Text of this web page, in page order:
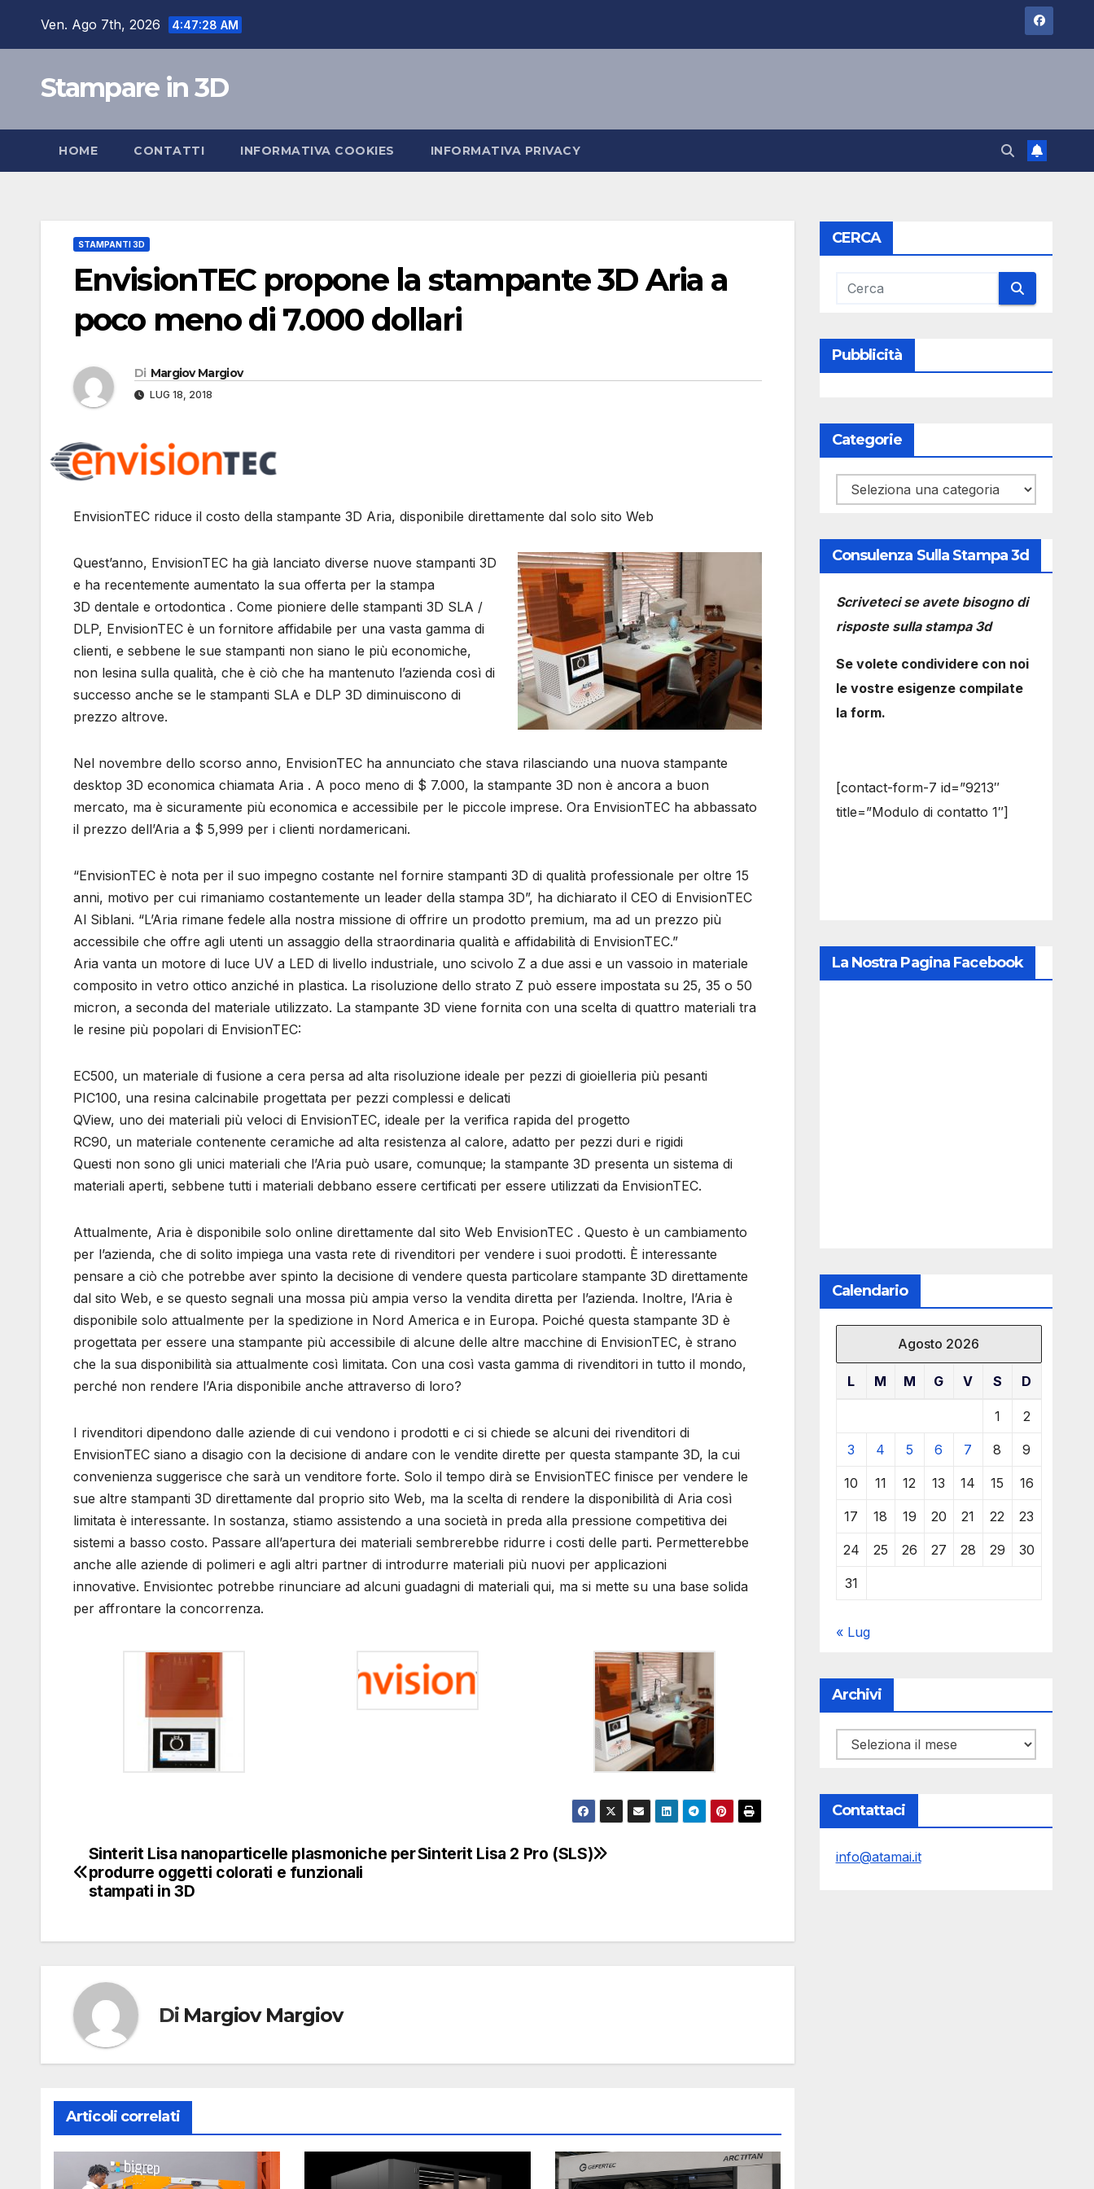
Ven. Ago 7th, 2026 4:47:29 AM
Stampare in 3D
HOME CONTATTI INFORMATIVA COOKIES INFORMATIVA PRIVACY
STAMPANTI 3D
EnvisionTEC propone la stampante 3D Aria a
poco meno di 7.000 dollari
Di Margiov Margiov
LUG 18, 2018
EnvisionTEC riduce il costo della stampante 3D Aria, disponibile direttamente dal solo sito Web
Quest’anno, EnvisionTEC ha già lanciato diverse nuove stampanti 3D
e ha recentemente aumentato la sua offerta per la stampa
3D dentale e ortodontica . Come pioniere delle stampanti 3D SLA /
DLP, EnvisionTEC è un fornitore affidabile per una vasta gamma di
clienti, e sebbene le sue stampanti non siano le più economiche,
non lesina sulla qualità, che è ciò che ha mantenuto l’azienda così di
successo anche se le stampanti SLA e DLP 3D diminuiscono di
prezzo altrove.
Nel novembre dello scorso anno, EnvisionTEC ha annunciato che stava rilasciando una nuova stampante
desktop 3D economica chiamata Aria . A poco meno di $ 7.000, la stampante 3D non è ancora a buon
mercato, ma è sicuramente più economica e accessibile per le piccole imprese. Ora EnvisionTEC ha abbassato
il prezzo dell’Aria a $ 5,999 per i clienti nordamericani.
“EnvisionTEC è nota per il suo impegno costante nel fornire stampanti 3D di qualità professionale per oltre 15
anni, motivo per cui rimaniamo costantemente un leader della stampa 3D”, ha dichiarato il CEO di EnvisionTEC
Al Siblani. “L’Aria rimane fedele alla nostra missione di offrire un prodotto premium, ma ad un prezzo più
accessibile che offre agli utenti un assaggio della straordinaria qualità e affidabilità di EnvisionTEC.”
Aria vanta un motore di luce UV a LED di livello industriale, uno scivolo Z a due assi e un vassoio in materiale
composito in vetro ottico anziché in plastica. La risoluzione dello strato Z può essere impostata su 25, 35 o 50
micron, a seconda del materiale utilizzato. La stampante 3D viene fornita con una scelta di quattro materiali tra
le resine più popolari di EnvisionTEC:
EC500, un materiale di fusione a cera persa ad alta risoluzione ideale per pezzi di gioielleria più pesanti
PIC100, una resina calcinabile progettata per pezzi complessi e delicati
QView, uno dei materiali più veloci di EnvisionTEC, ideale per la verifica rapida del progetto
RC90, un materiale contenente ceramiche ad alta resistenza al calore, adatto per pezzi duri e rigidi
Questi non sono gli unici materiali che l’Aria può usare, comunque; la stampante 3D presenta un sistema di
materiali aperti, sebbene tutti i materiali debbano essere certificati per essere utilizzati da EnvisionTEC.
Attualmente, Aria è disponibile solo online direttamente dal sito Web EnvisionTEC . Questo è un cambiamento
per l’azienda, che di solito impiega una vasta rete di rivenditori per vendere i suoi prodotti. È interessante
pensare a ciò che potrebbe aver spinto la decisione di vendere questa particolare stampante 3D direttamente
dal sito Web, e se questo segnali una mossa più ampia verso la vendita diretta per l’azienda. Inoltre, l’Aria è
disponibile solo attualmente per la spedizione in Nord America e in Europa. Poiché questa stampante 3D è
progettata per essere una stampante più accessibile di alcune delle altre macchine di EnvisionTEC, è strano
che la sua disponibilità sia attualmente così limitata. Con una così vasta gamma di rivenditori in tutto il mondo,
perché non rendere l’Aria disponibile anche attraverso di loro?
I rivenditori dipendono dalle aziende di cui vendono i prodotti e ci si chiede se alcuni dei rivenditori di
EnvisionTEC siano a disagio con la decisione di andare con le vendite dirette per questa stampante 3D, la cui
convenienza suggerisce che sarà un venditore forte. Solo il tempo dirà se EnvisionTEC finisce per vendere le
sue altre stampanti 3D direttamente dal proprio sito Web, ma la scelta di rendere la disponibilità di Aria così
limitata è interessante. In sostanza, stiamo assistendo a una società in preda alla pressione competitiva dei
sistemi a basso costo. Passare all’apertura dei materiali sembrerebbe ridurre i costi delle parti. Permetterebbe
anche alle aziende di polimeri e agli altri partner di introdurre materiali più nuovi per applicazioni
innovative. Envisiontec potrebbe rinunciare ad alcuni guadagni di materiali qui, ma si mette su una base solida
per affrontare la concorrenza.
Navigazione
articoli
Sinterit Lisa 2 Pro (SLS)
Sinterit Lisa nanoparticelle plasmoniche per
produrre oggetti colorati e funzionali
stampati in 3D
Di Margiov Margiov
Articoli correlati
CERCA
Pubblicità
Categorie
Categorie
Consulenza Sulla Stampa 3d
Scriveteci se avete bisogno di
risposte sulla stampa 3d
Se volete condividere con noi
le vostre esigenze compilate
la form.
[contact-form-7 id=”9213″
title=”Modulo di contatto 1″]
La Nostra Pagina Facebook
Calendario
Agosto 2026
L M M G V S D
1 2
3 4 5 6 7 8 9
10 11 12 13 14 15 16
17 18 19 20 21 22 23
24 25 26 27 28 29 30
31
« Lug
Archivi
Archivi
Contattaci
info@atamai.it